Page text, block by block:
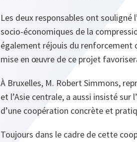
Les deux responsables ont
socio-économiques de la
également réjouis du renforcement
mise en œuvre de ce projet
À Bruxelles, M. Robert Simmons,
et l’Asie centrale, a aussi insisté
d’une coopération concrète et
Toujours dans le cadre de cette